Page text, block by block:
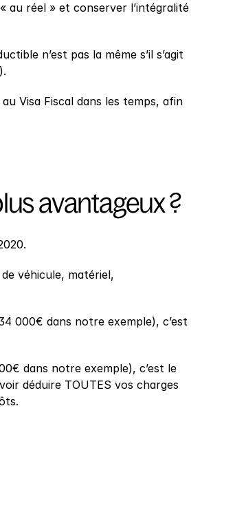
au réel » et conserver l’intégralité
n’est pas la même s’il s’agit
Visa Fiscal dans les temps, afin
avantageux ?
véhicule, matériel,
000€ dans notre exemple), c’est
dans notre exemple), c’est le
déduire TOUTES vos charges